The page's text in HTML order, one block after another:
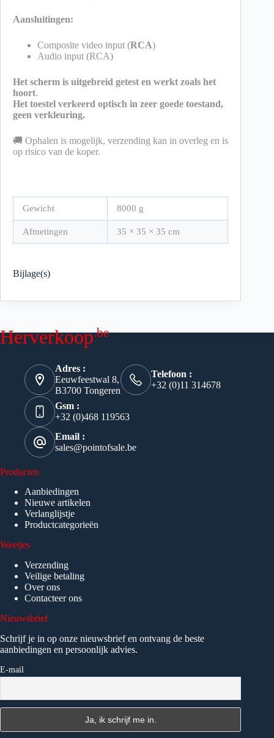
Aansluitingen:
Composite video input (RCA)
Audio input (RCA)
Het scherm is uitgebreid getest en werkt zoals het
hoort.
Het toestel verkeerd optisch in zeer goede toestand,
geen verkleuring.
🚚 Ophalen is mogelijk, verzending kan in overleg en is
op risico van de koper.
Gewicht 8000 g
Afmetingen 35 × 35 × 35 cm
Bijlage(s)
Herverkoop.be
Adres :
Eeuwfeestwal 8,
B3700 Tongeren
Telefoon :
+32 (0)11 314678
Gsm :
+32 (0)468 119563
Email :
sales@pointofsale.be
Producten
Aanbiedingen
Nieuwe artikelen
Verlanglijstje
Productcategorieën
Weetjes
Verzending
Veilige betaling
Over ons
Contacteer ons
Nieuwsbrief
Schrijf je in op onze nieuwsbrief en ontvang de beste
aanbiedingen en persoonlijk advies.
E-mail